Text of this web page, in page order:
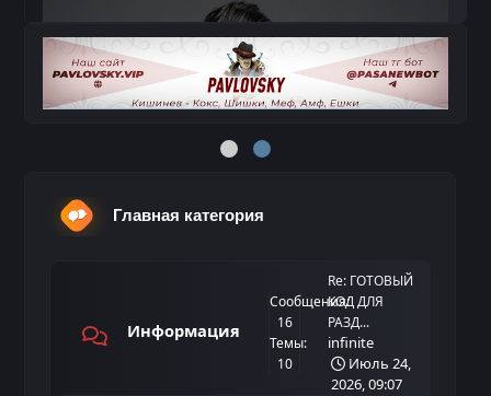
Главная категория
Информация
Сообщения:
16
Темы:
10
Re: ГОТОВЫЙ
КОД ДЛЯ
РАЗД...
infinite
Июль 24,
2026, 09:07